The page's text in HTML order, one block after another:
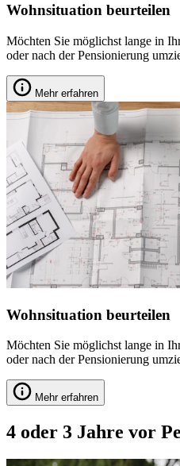
Wohnsituation beurteilen
Möchten Sie möglichst lange in
oder nach der Pensionierung
Mehr erfahren
Wohnsituation beurteilen
Möchten Sie möglichst lange in
oder nach der Pensionierung
Mehr erfahren
4 oder 3 Jahre vor